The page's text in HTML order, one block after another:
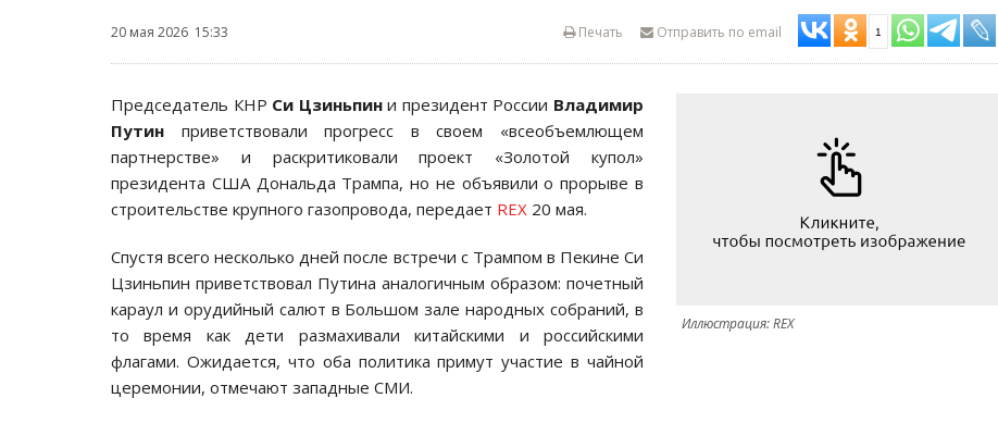
20 мая 2026 15:33 Отправить по email 1
Печать
Иллюстрация: REX
Председатель КНР Си Цзиньпини президент России Владимир
Путин приветствовали прогресс в своем «всеобъемлющем
партнерстве» и раскритиковали проект «Золотой купол»
президента США Дональда Трампа, но не объявили о прорыве в
строительстве крупного газопровода, передает REX 20 мая.
Спустя всего несколько дней после встречи с Трампом в Пекине Си
Цзиньпин приветствовал Путина аналогичным образом: почетный
караул и орудийный салют в Большом зале народных собраний, в
то время как дети размахивали китайскими и российскими
флагами. Ожидается, что оба политика примут участие в чайной
церемонии, отмечают западные СМИ.